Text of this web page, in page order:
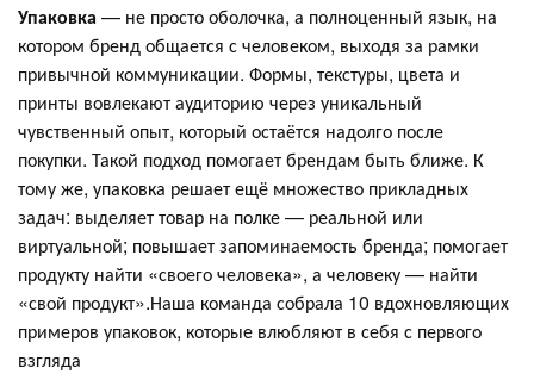
Упаковка — не просто оболочка, а полноценный язык, на
котором бренд общается с человеком, выходя за рамки
привычной коммуникации. Формы, текстуры, цвета и
принты вовлекают аудиторию через уникальный
чувственный опыт, который остаётся надолго после
покупки. Такой подход помогает брендам быть ближе. К
тому же, упаковка решает ещё множество прикладных
задач: выделяет товар на полке — реальной или
виртуальной; повышает запоминаемость бренда; помогает
продукту найти «своего человека», а человеку — найти
«свой продукт».Наша команда собрала 10 вдохновляющих
примеров упаковок, которые влюбляют в себя с первого
взгляда